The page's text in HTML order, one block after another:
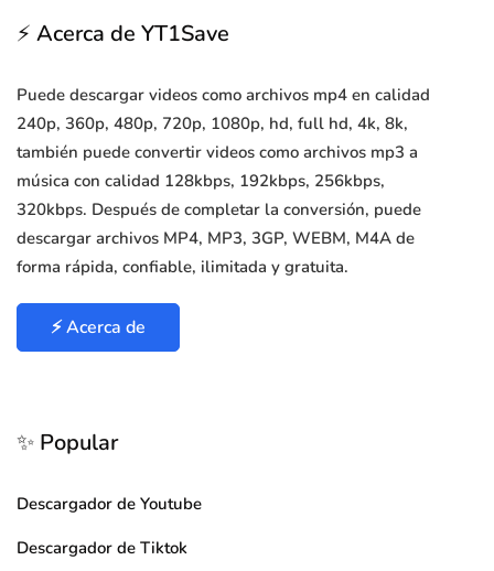
⚡ Acerca de YT1Save
Puede descargar videos como archivos mp4 en calidad
240p, 360p, 480p, 720p, 1080p, hd, full hd, 4k, 8k,
también puede convertir videos como archivos mp3 a
música con calidad 128kbps, 192kbps, 256kbps,
320kbps. Después de completar la conversión, puede
descargar archivos MP4, MP3, 3GP, WEBM, M4A de
forma rápida, confiable, ilimitada y gratuita.
⚡ Acerca de
✨ Popular
Descargador de Youtube
Descargador de Tiktok